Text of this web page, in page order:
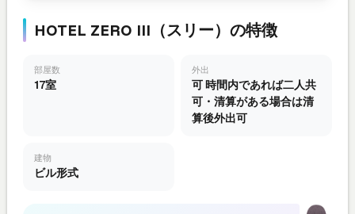
HOTEL ZERO III（スリー）の特徴
部屋数
17室
外出
可 時間内であれば二人共
可・清算がある場合は清
算後外出可
建物
ビル形式